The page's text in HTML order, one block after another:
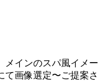
メインのスパ風イメー
て画像選定〜ご提案さ